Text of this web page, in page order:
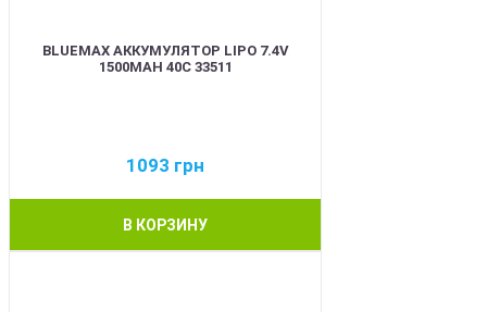
BLUEMAX АККУМУЛЯТОР LIPO 7.4V
1500MAH 40C 33511
1093 грн
В КОРЗИНУ